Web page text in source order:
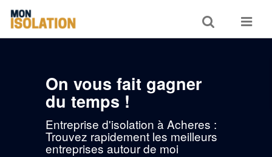
Toggle
search
Toggle
On vous fait gagner
du temps !
Entreprise d'isolation à Acheres :
Trouvez rapidement les meilleurs
entreprises autour de moi